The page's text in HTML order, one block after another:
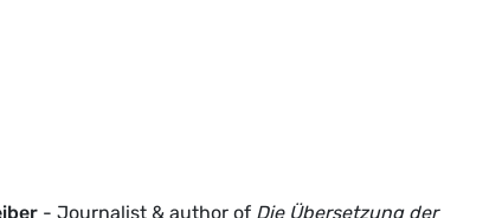
- Journalist & author of Die Übersetzung der